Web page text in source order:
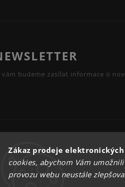
Zákaz prodeje
cookies, abychom Vám
provozu webu neustále
budeme zasílat informace o